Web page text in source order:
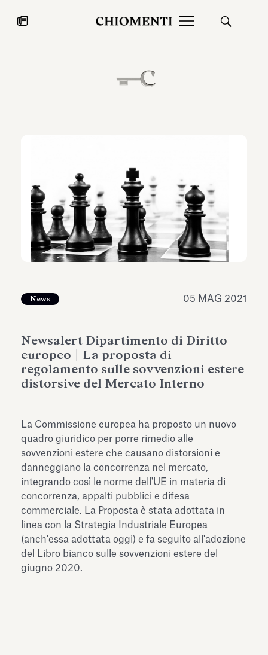
27 LUG 2026
Fondazione Torlonia inaugura la
mostra Marmora Romana
Chiomenti
EcoVadis
News 05 MAG 2021
Newsalert Dipartimento di Diritto
europeo | La proposta di
regolamento sulle sovvenzioni estere
distorsive del Mercato Interno
La Commissione europea ha proposto un nuovo
quadro giuridico per porre rimedio alle
sovvenzioni estere che causano distorsioni e
danneggiano la concorrenza nel mercato,
integrando così le norme dell'UE in materia di
concorrenza, appalti pubblici e difesa
commerciale. La Proposta è stata adottata in
linea con la Strategia Industriale Europea
(anch'essa adottata oggi) e fa seguito all'adozione
del Libro bianco sulle sovvenzioni estere del
giugno 2020.